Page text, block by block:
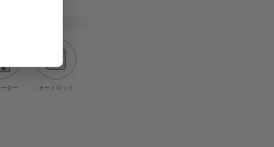
ター オートロック